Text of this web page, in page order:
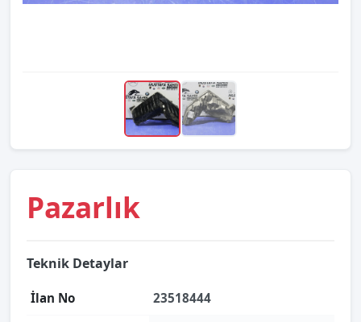
Pazarlık
Teknik Detaylar
İlan No 23518444